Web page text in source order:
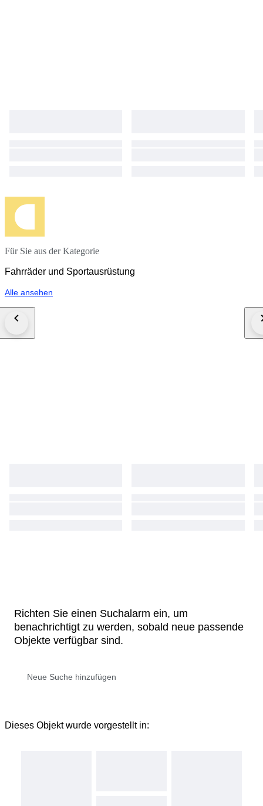
Für Sie aus der Kategorie
Fahrräder und Sportausrüstung
Alle ansehen
Richten Sie einen Suchalarm ein, um
benachrichtigt zu werden, sobald neue passende
Objekte verfügbar sind.
Dieses Objekt wurde vorgestellt in: